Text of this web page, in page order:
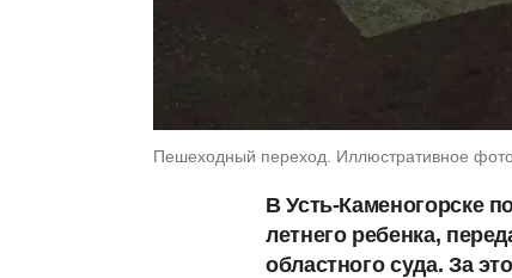
Пешеходный переход. Иллюстративное
В Усть-Каменогорске
летнего ребенка,
областного суда. За